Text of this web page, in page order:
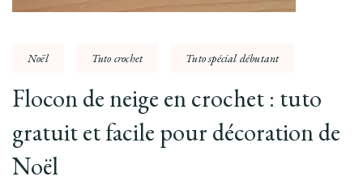
Noël Tuto crochet Tuto spécial débutant
Flocon de neige en crochet : tuto
gratuit et facile pour décoration de
Noël